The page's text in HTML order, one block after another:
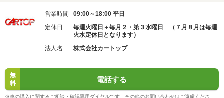
営業時間
09:00～18:00 平日
定休日
毎週火曜日＋毎月２・第３水曜日 （７月８月は毎週
火水定休日となります）
法人名
株式会社カートップ
無
料
電話する
※車の購入に関するご相談・確認専用ダイヤルです。その他のお問い合わせはご遠慮くださ